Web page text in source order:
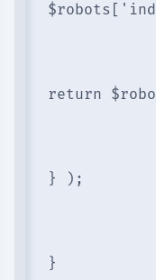
return
} );
}